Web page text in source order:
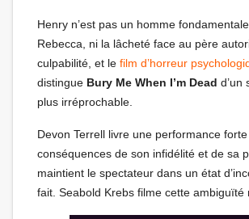
Henry n’est pas un homme
Rebecca, ni la lâcheté face au père
culpabilité, et le film d’horreur
distingue Bury Me When I’m Dead d’un
plus irréprochable.
Devon Terrell livre une performance
conséquences de son infidélité et de sa
maintient le spectateur dans un état
fait. Seabold Krebs filme cette